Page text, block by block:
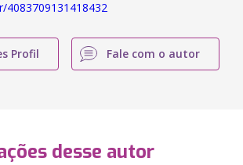
4083709131418432
Profil Fale com o autor
desse autor